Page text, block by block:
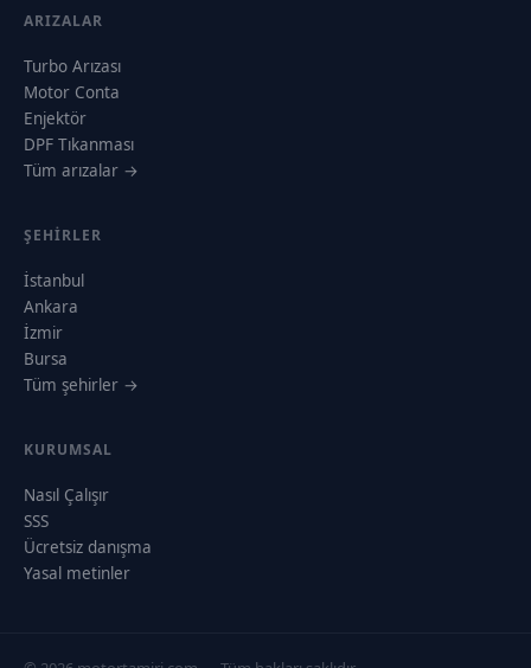
ARIZALAR
Turbo Arızası
Motor Conta
Enjektör
DPF Tıkanması
Tüm arızalar →
ŞEHIRLER
İstanbul
Ankara
İzmir
Bursa
Tüm şehirler →
KURUMSAL
Nasıl Çalışır
SSS
Ücretsiz danışma
Yasal metinler